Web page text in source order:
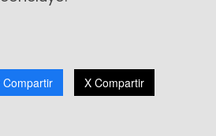
Compartir X Compartir